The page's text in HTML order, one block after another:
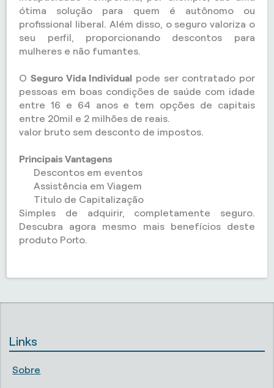
ótima solução para quem é autônomo ou
profissional liberal. Além disso, o seguro valoriza o
seu perfil, proporcionando descontos para
mulheres e não fumantes.
O Seguro Vida Individual pode ser contratado por
pessoas em boas condições de saúde com idade
entre 16 e 64 anos e tem opções de capitais
entre 20mil e 2 milhões de reais.
valor bruto sem desconto de impostos.
Principais Vantagens
Descontos em eventos
Assistência em Viagem
Titulo de Capitalização
Simples de adquirir, completamente seguro.
Descubra agora mesmo mais benefícios deste
produto Porto.
Links
Sobre